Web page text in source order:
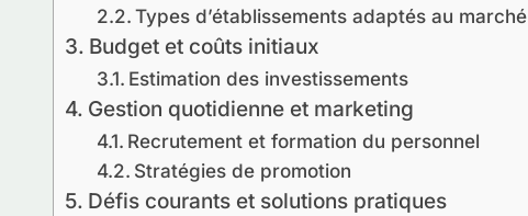
Types d’établissements adaptés au marché
Budget et coûts initiaux
Estimation des investissements
Gestion quotidienne et marketing
Recrutement et formation du personnel
Stratégies de promotion
Défis courants et solutions pratiques